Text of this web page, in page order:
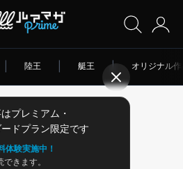
陸王 艇王 | オリジナル
プレミアム・
ドプラン限定です
体験実施中！
きます。